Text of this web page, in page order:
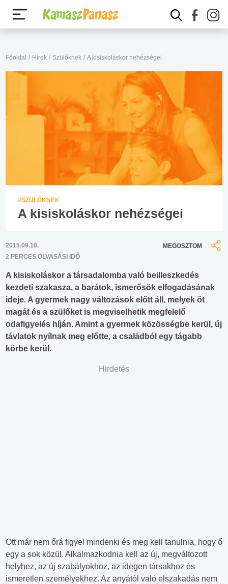
Főoldal / Hírek / Szülőknek / A kisiskoláskor nehézségei
#SZÜLŐKNEK
A kisiskoláskor nehézségei
2015.09.10.
2 PERCES OLVASÁSI IDŐ
MEGOSZTOM
A kisiskoláskor a társadalomba való beilleszkedés
kezdeti szakasza, a barátok, ismerősök elfogadásának
ideje. A gyermek nagy változások előtt áll, melyek őt
magát és a szülőket is megviselhetik megfelelő
odafigyelés híján. Amint a gyermek közösségbe kerül, új
távlatok nyílnak meg előtte, a családból egy tágabb
körbe kerül.
Hirdetés
Ott már nem őrá figyel mindenki és meg kell tanulnia, hogy ő
egy a sok közül. Alkalmazkodnia kell az új, megváltozott
helyhez, az új szabályokhoz, az idegen társakhoz és
ismeretlen személyekhez. Az anyától való elszakadás nem